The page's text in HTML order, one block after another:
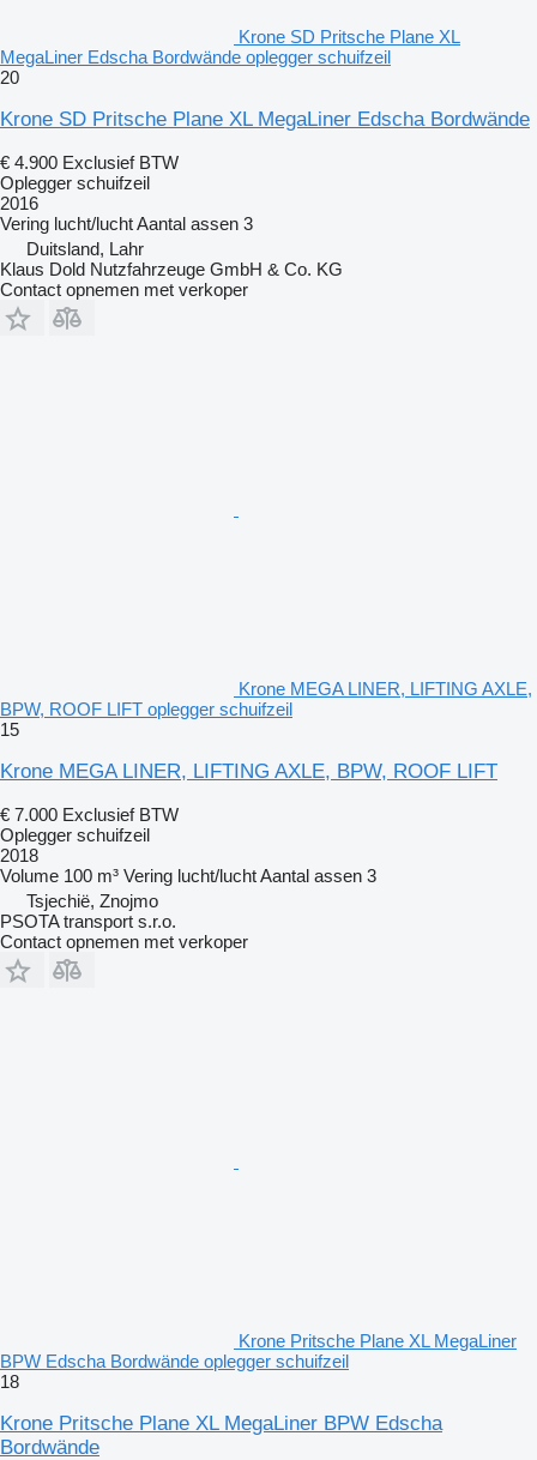
Krone SD Pritsche Plane XL
MegaLiner Edscha Bordwände oplegger schuifzeil
20
Krone SD Pritsche Plane XL MegaLiner Edscha Bordwände
€ 4.900 Exclusief BTW
Oplegger schuifzeil
2016
Vering lucht/luchtAantal assen 3
Duitsland, Lahr
Klaus Dold Nutzfahrzeuge GmbH & Co. KG
Contact opnemen met verkoper
Krone MEGA LINER, LIFTING AXLE,
BPW, ROOF LIFT oplegger schuifzeil
15
Krone MEGA LINER, LIFTING AXLE, BPW, ROOF LIFT
€ 7.000 Exclusief BTW
Oplegger schuifzeil
2018
Volume 100 m³ Vering lucht/luchtAantal assen 3
Tsjechië, Znojmo
PSOTA transport s.r.o.
Contact opnemen met verkoper
Krone Pritsche Plane XL MegaLiner
BPW Edscha Bordwände oplegger schuifzeil
18
Krone Pritsche Plane XL MegaLiner BPW Edscha
Bordwände